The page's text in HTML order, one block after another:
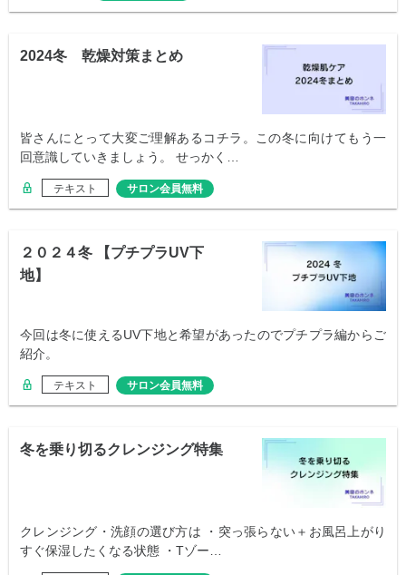
2024冬 乾燥対策まとめ
皆さんにとって大変ご理解あるコチラ。この冬に向けてもう一
回意識していきましょう。 せっかく…
テキスト サロン会員無料
２０２４冬 【プチプラUV下
地】
今回は冬に使えるUV下地と希望があったのでプチプラ編からご
紹介。
テキスト サロン会員無料
冬を乗り切るクレンジング特集
クレンジング・洗顔の選び方は ・突っ張らない＋お風呂上がり
すぐ保湿したくなる状態 ・Tゾー…